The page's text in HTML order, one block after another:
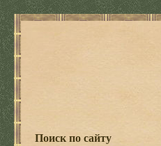
Поиск по сайту